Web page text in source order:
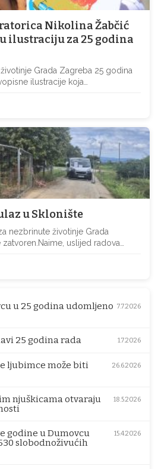
Nikolina Žabčić
ilustraciju za 25 godina
Grada Zagreba 25 godina
ilustracije koja…
u Sklonište
nezbrinute životinje Grada
uslijed radova…
u 25 godina udomljeno 7.7.2026
25 godina rada 1.7.2026
ljubimce može biti
26.6.2026
njuškicama otvaraju
18.5.2026
godine u Dumovcu
slobodnoživućih
15.4.2026